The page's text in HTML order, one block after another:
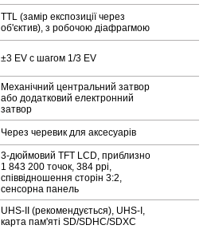
TTL (замір експозиції через
об'єктив), з робочою діафрагмою
±3 EV с шагом 1/3 EV
Механічний центральний затвор
або додатковий електронний
затвор
Через черевик для аксесуарів
3-дюймовий TFT LCD, приблизно
1 843 200 точок, 384 ppi,
співвідношення сторін 3:2,
сенсорна панель
UHS-II (рекомендується), UHS-I,
карта пам'яті SD/SDHC/SDXC